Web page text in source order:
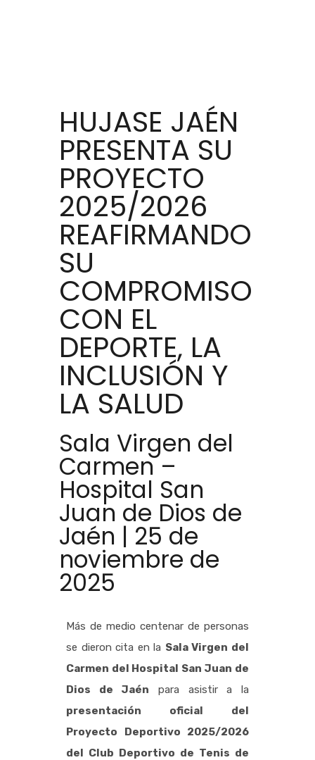
HUJASE JAÉN
PRESENTA SU
PROYECTO
2025/2026
REAFIRMANDO
SU
COMPROMISO
CON EL
DEPORTE, LA
INCLUSIÓN Y
LA SALUD
Sala Virgen del
Carmen –
Hospital San
Juan de Dios de
Jaén | 25 de
noviembre de
2025
Más de medio centenar de personas
se dieron cita en la Sala Virgen del
Carmen del Hospital San Juan de
Dios de Jaén para asistir a la
presentación oficial del
Proyecto Deportivo 2025/2026
del Club Deportivo de Tenis de